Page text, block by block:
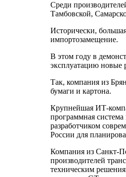
Среди
Тамбовской,
Исторически,
импортозамещение.
В этом году в
эксплуатацию новые
Так, компания из
бумаги и картона.
Крупнейшая ИТ-
программная
разработчиком
России для
Компания из Санкт-
производителей
техническим